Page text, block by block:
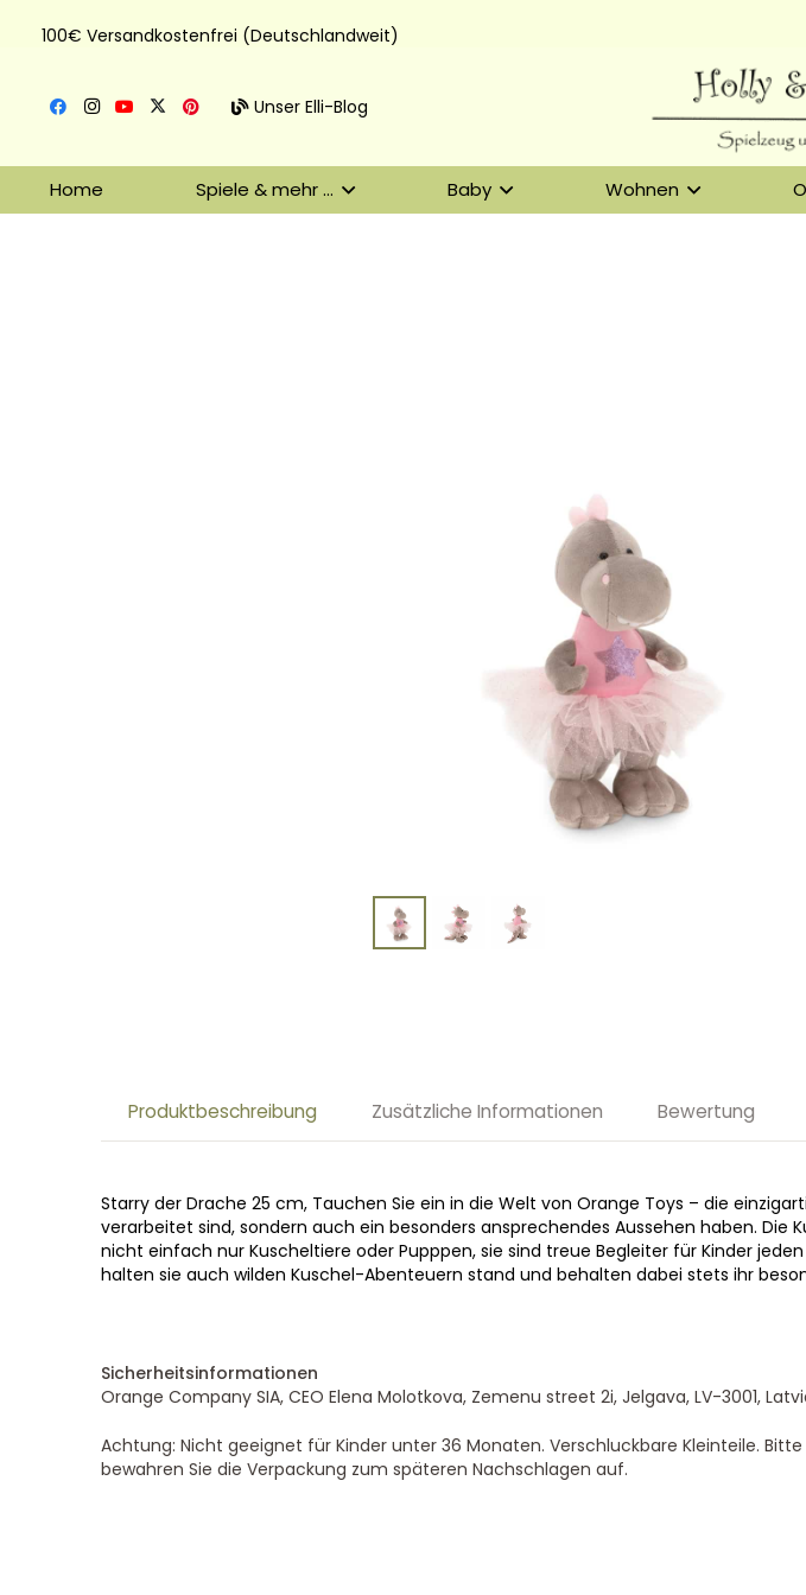
100€ Versandkostenfrei (Deutschlandweit)
Unser Elli-Blog
Home Spiele & mehr … Baby Wohnen
Produktbeschreibung Zusätzliche Informationen Bewertung
Starry der Drache 25 cm, Tauchen Sie ein in die Welt von Orange Toys – die
verarbeitet sind, sondern auch ein besonders ansprechendes Aussehen haben. Die
nicht einfach nur Kuscheltiere oder Pupppen, sie sind treue Begleiter für Kinder
halten sie auch wilden Kuschel-Abenteuern stand und behalten dabei stets ihr
Sicherheitsinformationen
Orange Company SIA, CEO Elena Molotkova, Zemenu street 2i, Jelgava, LV-3001,
Achtung: Nicht geeignet für Kinder unter 36 Monaten. Verschluckbare Kleinteile.
bewahren Sie die Verpackung zum späteren Nachschlagen auf.